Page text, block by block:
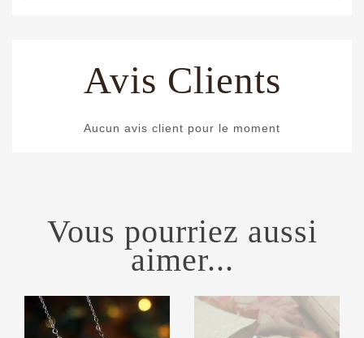
Avis Clients
Aucun avis client pour le moment
Vous pourriez aussi
aimer...